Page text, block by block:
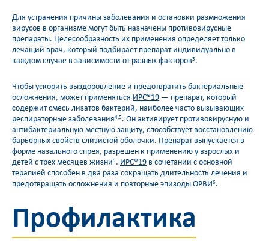
Для устранения причины заболевания и остановки размножения
вирусов в организме могут быть назначены противовирусные
препараты. Целесообразность их применения определяет только
лечащий врач, который подбирает препарат индивидуально в
каждом случае в зависимости от разных факторов3 .
Чтобы ускорить выздоровление и предотвратить бактериальные
осложнения, может применяться ИРС®19 — препарат, который
содержит смесь лизатов бактерий, наиболее часто вызывающих
респираторные заболевания4,5 . Он активирует противовирусную и
антибактериальную местную защиту, способствует восстановлению
барьерных свойств слизистой оболочки. Препаратвыпускается в
форме назального спрея, разрешен к применению у взрослых и
детей с трех месяцев жизни5 . ИРС®19 в сочетании с основной
терапией способен в два раза сокращать длительность лечения и
предотвращать осложнения и повторные эпизоды ОРВИ6.
Профилактика